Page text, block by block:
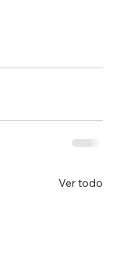
Ver todo